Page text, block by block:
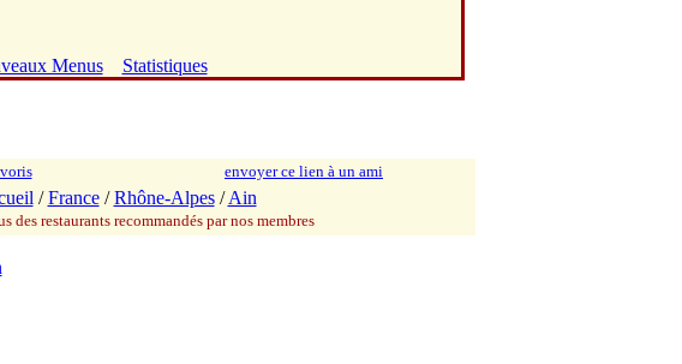
Menus Statistiques
envoyer ce lien à un ami
/France/Rhône-Alpes/Ain
des restaurants recommandés par nos membres